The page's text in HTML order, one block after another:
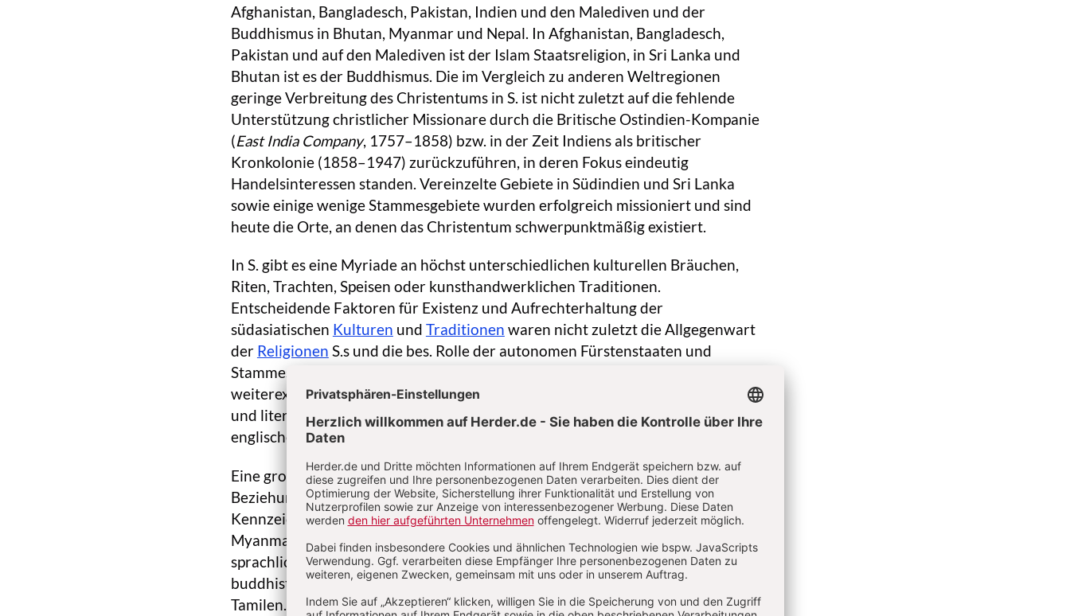
Afghanistan, Bangladesch, Pakistan, Indien und den Malediven und der
Buddhismus in Bhutan, Myanmar und Nepal. In Afghanistan, Bangladesch,
Pakistan und auf den Malediven ist der Islam Staatsreligion, in Sri Lanka und
Bhutan ist es der Buddhismus. Die im Vergleich zu anderen Weltregionen
geringe Verbreitung des Christentums in S. ist nicht zuletzt auf die fehlende
Unterstützung christlicher Missionare durch die Britische Ostindien-Kompanie
(East India Company, 1757–1858) bzw. in der Zeit Indiens als britischer
Kronkolonie (1858–1947) zurückzuführen, in deren Fokus eindeutig
Handelsinteressen standen. Vereinzelte Gebiete in Südindien und Sri Lanka
sowie einige wenige Stammesgebiete wurden erfolgreich missioniert und sind
heute die Orte, an denen das Christentum schwerpunktmäßig existiert.
In S. gibt es eine Myriade an höchst unterschiedlichen kulturellen Bräuchen,
Riten, Trachten, Speisen oder kunsthandwerklichen Traditionen.
Entscheidende Faktoren für Existenz und Aufrechterhaltung der
südasiatischen Kulturen und Traditionen waren nicht zuletzt die Allgegenwart
der Religionen S.s und die bes. Rolle der autonomen Fürstenstaaten und
Stammesgebiete, die auch während der Zeit des
weiterexistierten, und nicht zuletzt die Bedeutung der
bzw. Schriften
und literarischen Traditionen, die trotz der Verbreitung und Relevanz der
englischen Sprache in S. nicht verdrängt wurden.
Eine große Heterogenität in kultureller, ethnischer, sprachlicher und religiöser
Beziehung innerhalb der Staaten S.s ist ein zentrales verbindendes
Kennzeichen der gesamten Region. So weisen Afghanistan, Pakistan und
Myanmar zwar religiöse Homogenität auf, jedoch steht dieser eine große
sprachliche und ethnische Heterogenität gegenüber. Demgegenüber gibt es im
buddhistischen Sri Lanka trotzdem eine große Minderheit hinduistischer
Tamilen. Bangladesch ist v. a. Heimat der muslimischen Bengalen, die aber